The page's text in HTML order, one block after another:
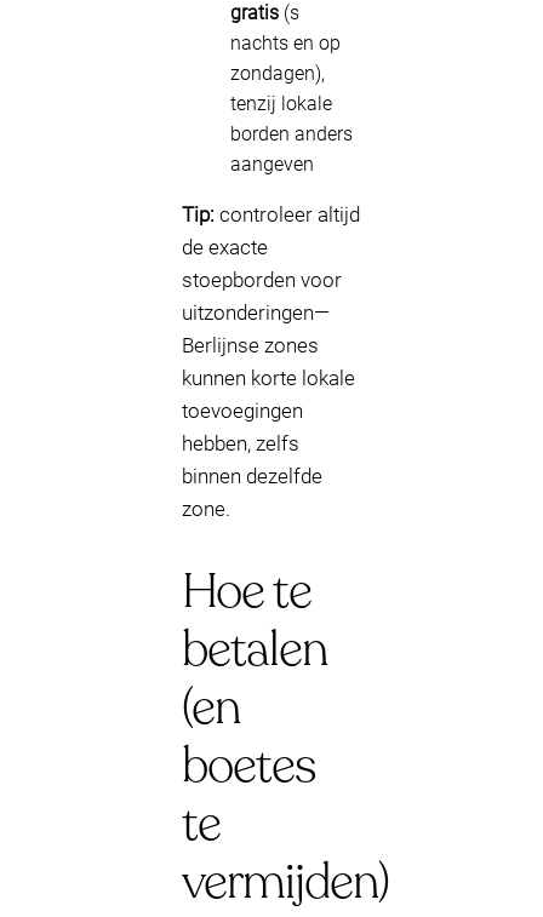
gratis (s
nachts en op
zondagen),
tenzij lokale
borden anders
aangeven
Tip: controleer altijd
de exacte
stoepborden voor
uitzonderingen—
Berlijnse zones
kunnen korte lokale
toevoegingen
hebben, zelfs
binnen dezelfde
zone.
Hoe te
betalen
(en
boetes
te
vermijden)